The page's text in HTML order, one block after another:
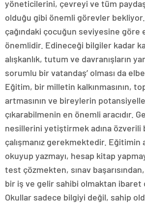
yöneticilerini, çevreyi ve tüm
olduğu gibi önemli görevler
çağındaki çocuğun seviyesine göre
önemlidir. Edineceği bilgiler kadar
alışkanlık, tutum ve davranışların
sorumlu bir vatandaş’ olması da
Eğitim, bir milletin kalkınmasının,
artmasının ve bireylerin
çıkarabilmenin en önemli aracıdır.
nesillerini yetiştirmek adına özverili
çalışmanız gerekmektedir. Eğitimin
okuyup yazmayı, hesap kitap
test çözmekten, sınav
bir iş ve gelir sahibi olmaktan ibaret
Okullar sadece bilgiyi değil, sahip